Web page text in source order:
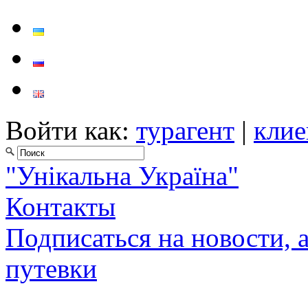
Войти как: турагент |
"Унікальна Україна"
Контакты
Подписаться на новости,
путевки